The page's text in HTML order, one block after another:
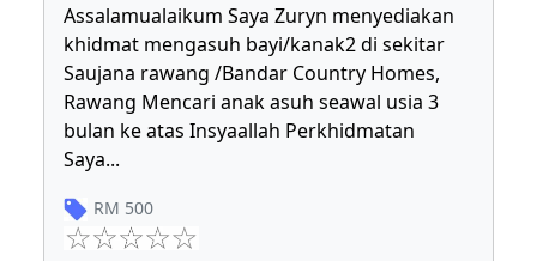
Assalamualaikum Saya Zuryn menyediakan
khidmat mengasuh bayi/kanak2 di sekitar
Saujana rawang /Bandar Country Homes,
Rawang Mencari anak asuh seawal usia 3
bulan ke atas Insyaallah Perkhidmatan
Saya...
RM 500